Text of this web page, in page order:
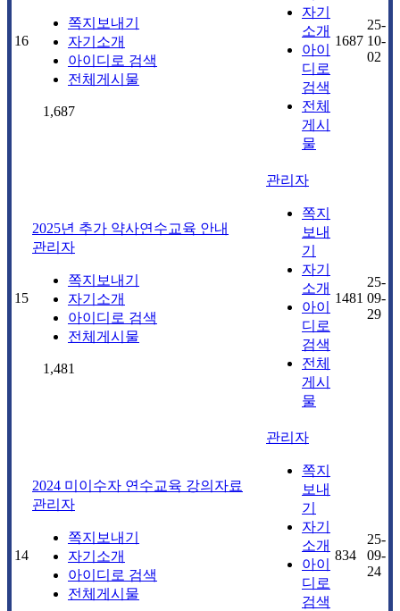
16
쪽지보내기
자기소개
아이디로 검색
전체게시물
1,687
자기
소개
아이
디로
검색
전체
게시
물
1687
25-
10-
02
15
2025년 추가 약사연수교육 안내
관리자
쪽지보내기
자기소개
아이디로 검색
전체게시물
1,481
관리자
쪽지
보내
기
자기
소개
아이
디로
검색
전체
게시
물
1481
25-
09-
29
14
2024 미이수자 연수교육 강의자료
관리자
쪽지보내기
자기소개
아이디로 검색
전체게시물
관리자
쪽지
보내
기
자기
소개
아이
디로
검색
834
25-
09-
24